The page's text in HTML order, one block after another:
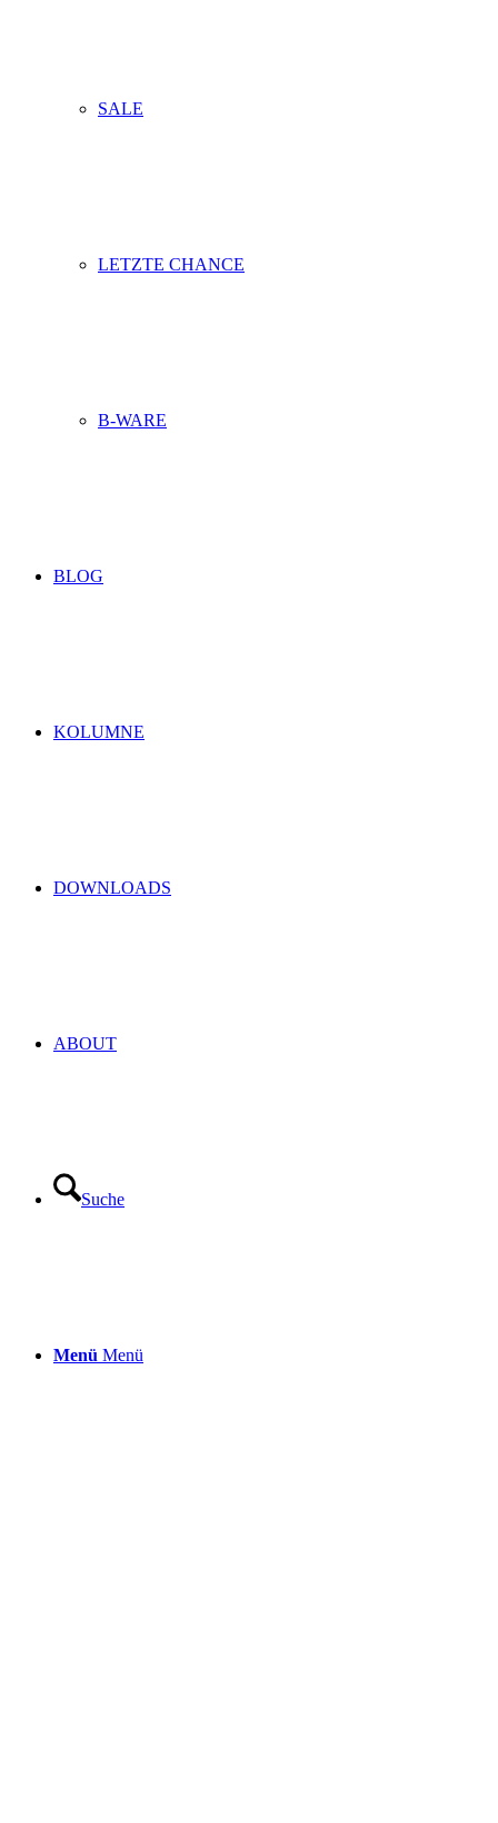
SALE
LETZTE CHANCE
B-WARE
BLOG
KOLUMNE
DOWNLOADS
ABOUT
Suche
Menü Menü